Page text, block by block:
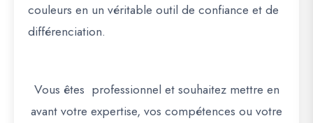
couleurs en un véritable outil de confiance et de
différenciation.
Vous êtes professionnel et souhaitez mettre en
avant votre expertise, vos compétences ou votre